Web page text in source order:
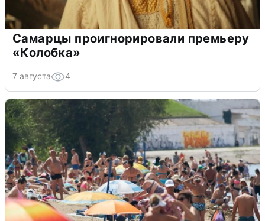
Самарцы проигнорировали премьеру
«Колобка»
7 августа 4